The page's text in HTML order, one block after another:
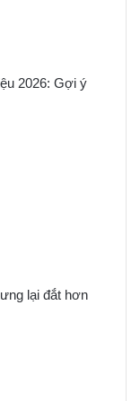
2026: Gợi ý
lại đắt hơn